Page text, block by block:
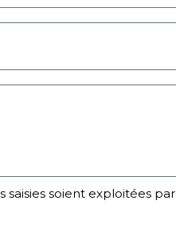
saisies soient exploitées